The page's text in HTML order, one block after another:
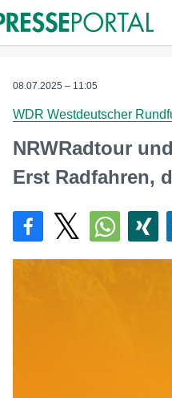
08.07.2025 – 11:05
WDR Westdeutscher
NRWRadtour
Erst Radfahren,